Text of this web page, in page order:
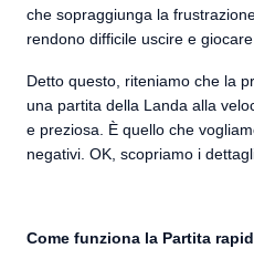
che sopraggiunga la
rendono difficile uscire e
Detto questo, riteniamo che la
una partita della Landa alla
e preziosa. È quello che
negativi. OK, scopriamo i
Come funziona la Partita